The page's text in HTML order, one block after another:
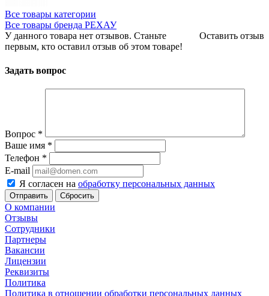
Все товары категории
Все товары бренда РЕХАУ
Оставить отзыв
У данного товара нет отзывов. Станьте
первым, кто оставил отзыв об этом товаре!
Задать вопрос
Вопрос *
Ваше имя *
Телефон *
E-mail
Я согласен на обработку персональных данных
Сбросить
О компании
Отзывы
Сотрудники
Партнеры
Вакансии
Лицензии
Реквизиты
Политика
Политика в отношении обработки персональных данных